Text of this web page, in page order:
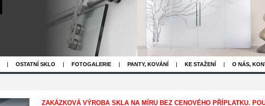
OSTATNÍ SKLO FOTOGALERIE PANTY, KOVÁNÍ KE STAŽENÍ O NÁS,
ZAKÁZKOVÁ VÝROBA SKLA NA MÍRU BEZ CENOVÉHO PŘÍPLATKU.